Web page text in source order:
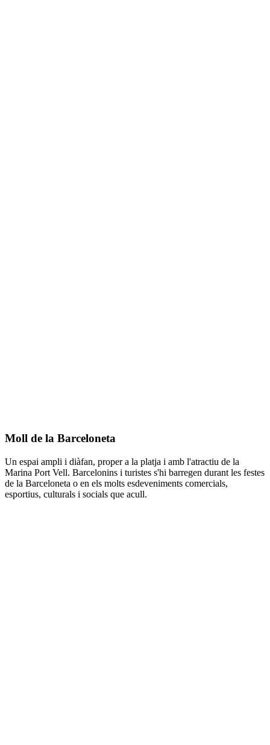
Moll de la Barceloneta
Un espai ampli i diàfan, proper a la platja i amb l'atractiu de la
Marina Port Vell. Barcelonins i turistes s'hi barregen durant les festes
de la Barceloneta o en els molts esdeveniments comercials,
esportius, culturals i socials que acull.